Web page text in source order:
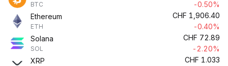
BTC
-0.50%
Ethereum
ETH
CHF 1,906.40
-0.40%
Solana
SOL
CHF 72.89
-2.20%
XRP
CHF 1.033